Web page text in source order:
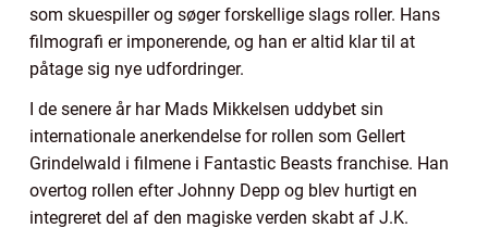
som skuespiller og søger forskellige slags roller. Hans
filmografi er imponerende, og han er altid klar til at
påtage sig nye udfordringer.
I de senere år har Mads Mikkelsen uddybet sin
internationale anerkendelse for rollen som Gellert
Grindelwald i filmene i Fantastic Beasts franchise. Han
overtog rollen efter Johnny Depp og blev hurtigt en
integreret del af den magiske verden skabt af J.K.